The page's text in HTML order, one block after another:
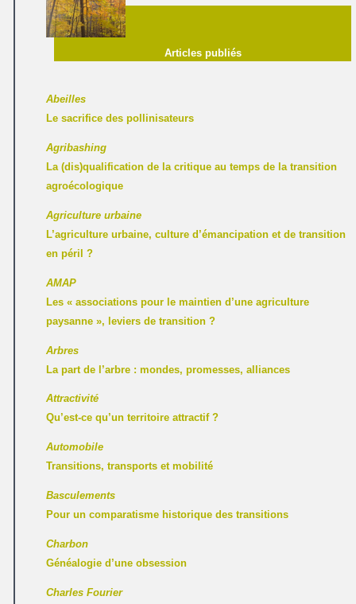
Articles publiés
Abeilles
Le sacrifice des pollinisateurs
Agribashing
La (dis)qualification de la critique au temps de la transition
agroécologique
Agriculture urbaine
L’agriculture urbaine, culture d’émancipation et de transition
en péril ?
AMAP
Les « associations pour le maintien d’une agriculture
paysanne », leviers de transition ?
Arbres
La part de l’arbre : mondes, promesses, alliances
Attractivité
Qu’est-ce qu’un territoire attractif ?
Automobile
Transitions, transports et mobilité
Basculements
Pour un comparatisme historique des transitions
Charbon
Généalogie d’une obsession
Charles Fourier